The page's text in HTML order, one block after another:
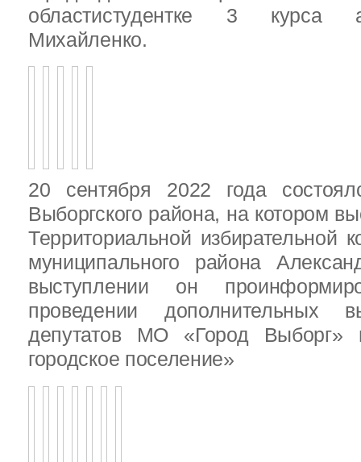
областистудентке 3 курса
Михайленко.
20 сентября 2022 года
Выборгского района, на котором
Территориальной избирательной
муниципального района
выступлении он
проведении дополнительных
депутатов МО «Город
городское поселение»